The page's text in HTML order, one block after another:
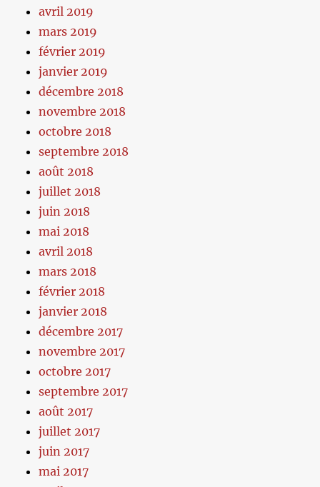
avril 2019
mars 2019
février 2019
janvier 2019
décembre 2018
novembre 2018
octobre 2018
septembre 2018
août 2018
juillet 2018
juin 2018
mai 2018
avril 2018
mars 2018
février 2018
janvier 2018
décembre 2017
novembre 2017
octobre 2017
septembre 2017
août 2017
juillet 2017
juin 2017
mai 2017